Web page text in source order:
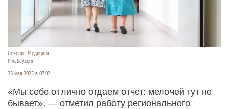
Лечение. Медицина.
Pixabay.com
28 мая 2025 в 07:02
«Мы себе отлично отдаем отчет: мелочей тут не
бывает», — отметил работу регионального